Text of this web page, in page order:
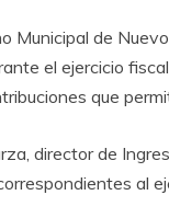
Municipal de
el ejercicio
que
director de
al